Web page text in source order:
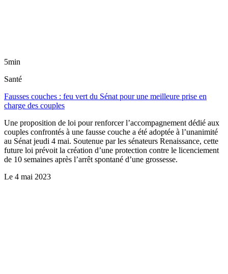
5min
Santé
Fausses couches : feu vert du Sénat pour une meilleure prise en
charge des couples
Une proposition de loi pour renforcer l’accompagnement dédié aux
couples confrontés à une fausse couche a été adoptée à l’unanimité
au Sénat jeudi 4 mai. Soutenue par les sénateurs Renaissance, cette
future loi prévoit la création d’une protection contre le licenciement
de 10 semaines après l’arrêt spontané d’une grossesse.
Le 4 mai 2023